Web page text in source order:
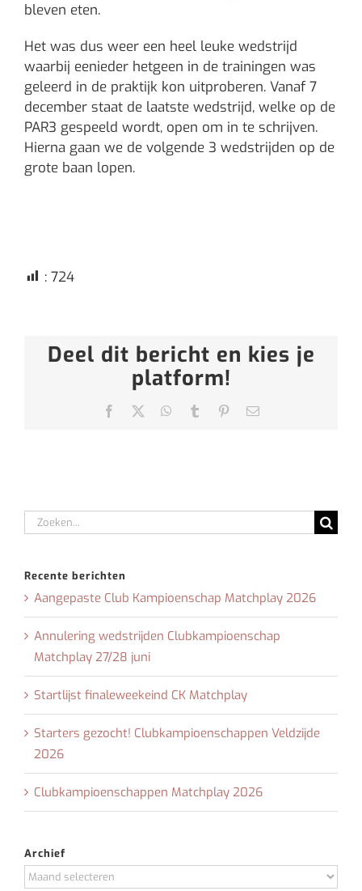
bleven eten.
Het was dus weer een heel leuke wedstrijd
waarbij eenieder hetgeen in de trainingen was
geleerd in de praktijk kon uitproberen. Vanaf 7
december staat de laatste wedstrijd, welke op de
PAR3 gespeeld wordt, open om in te schrijven.
Hierna gaan we de volgende 3 wedstrijden op de
grote baan lopen.
: 724
Deel dit bericht en kies je
platform!
Facebook WhatsApp
Tumblr Pinterest
E-
Zoeken
naar:
Recente berichten
Aangepaste Club Kampioenschap Matchplay 2026
Annulering wedstrijden Clubkampioenschap
Matchplay 27/28 juni
Startlijst finaleweekeind CK Matchplay
Starters gezocht! Clubkampioenschappen Veldzijde
2026
Clubkampioenschappen Matchplay 2026
Archief
Archief